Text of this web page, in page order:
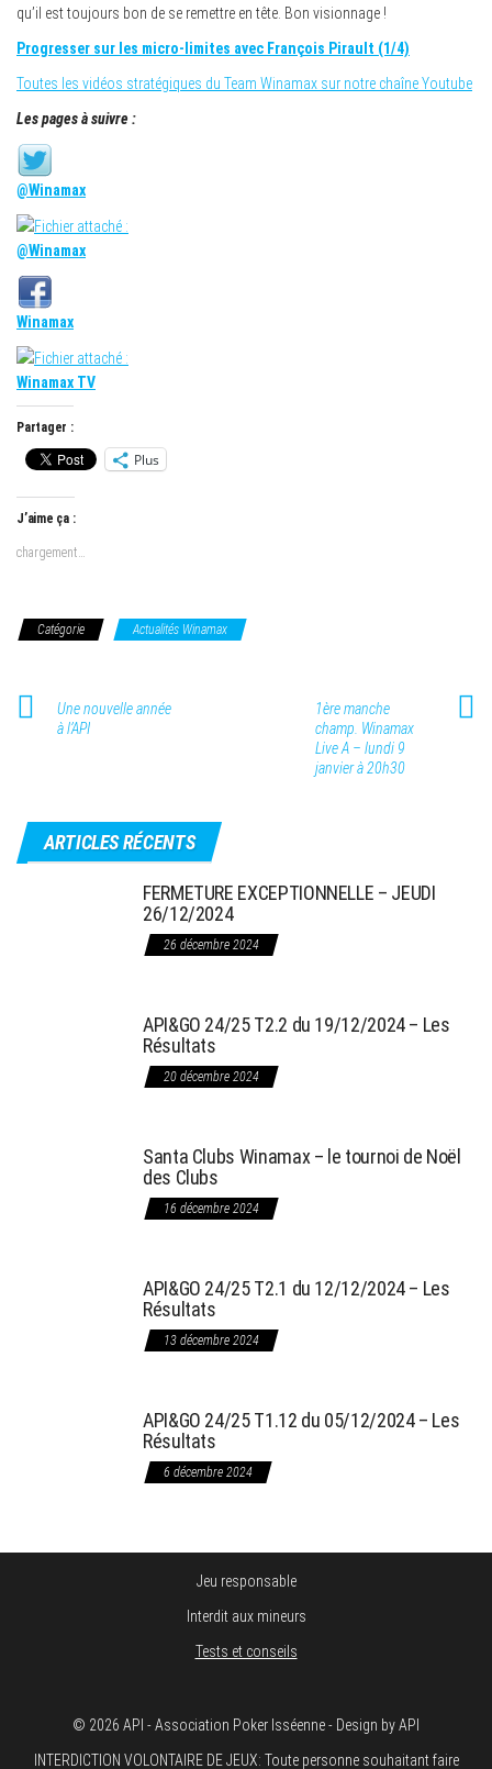
qu’il est toujours bon de se remettre en tête. Bon visionnage !
Progresser sur les micro-limites avec François Pirault (1/4)
Toutes les vidéos stratégiques du Team Winamax sur notre chaîne Youtube
Les pages à suivre :
@Winamax
@Winamax
Winamax
Winamax TV
Partager :
Plus
J’aime ça :
chargement…
Catégorie Actualités Winamax
Une nouvelle année
à l’API
1ère manche
champ. Winamax
Live A – lundi 9
janvier à 20h30
ARTICLES RÉCENTS
FERMETURE EXCEPTIONNELLE – JEUDI
26/12/2024
26 décembre 2024
API&GO 24/25 T2.2 du 19/12/2024 – Les
Résultats
20 décembre 2024
Santa Clubs Winamax – le tournoi de Noël
des Clubs
16 décembre 2024
API&GO 24/25 T2.1 du 12/12/2024 – Les
Résultats
13 décembre 2024
API&GO 24/25 T1.12 du 05/12/2024 – Les
Résultats
6 décembre 2024
Jeu responsable
Interdit aux mineurs
Tests et conseils
© 2026 API - Association Poker Isséenne - Design by API
INTERDICTION VOLONTAIRE DE JEUX: Toute personne souhaitant faire